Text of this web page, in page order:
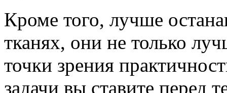
Кроме того, лучше
тканях, они не только
точки зрения
задачи вы ставите перед